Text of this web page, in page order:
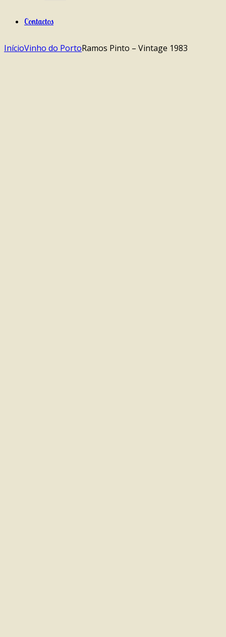
Contactos
InícioVinho do PortoRamos Pinto – Vintage 1983